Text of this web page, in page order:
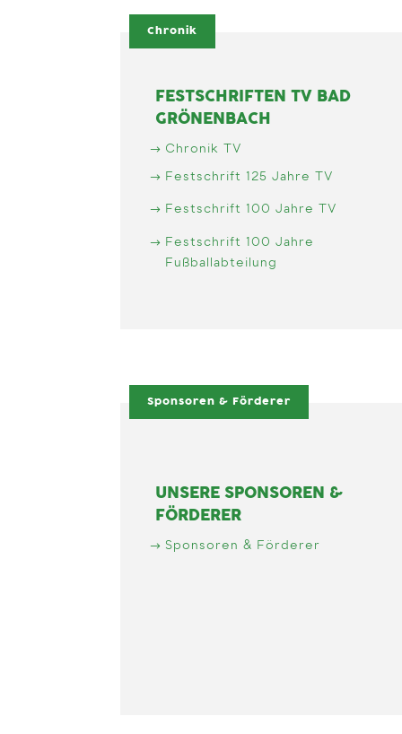
Chronik
FESTSCHRIFTEN TV BAD
GRÖNENBACH
Chronik TV
Festschrift 125 Jahre TV
Festschrift 100 Jahre TV
Festschrift 100 Jahre
Fußballabteilung
Sponsoren & Förderer
UNSERE SPONSOREN &
FÖRDERER
Sponsoren & Förderer